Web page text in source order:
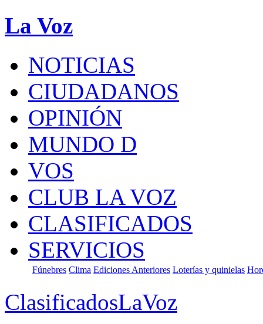
La Voz
NOTICIAS
CIUDADANOS
OPINIÓN
MUNDO D
VOS
CLUB LA VOZ
CLASIFICADOS
SERVICIOS
Fúnebres Clima Ediciones Anteriores Loterías y quinielas
ClasificadosLaVoz